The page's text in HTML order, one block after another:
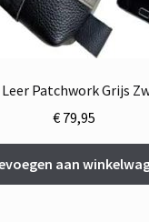
Leer Patchwork Grijs
€79,95
aan